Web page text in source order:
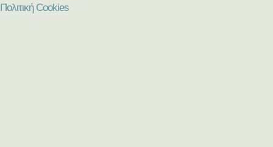
Πολιτική Cookies